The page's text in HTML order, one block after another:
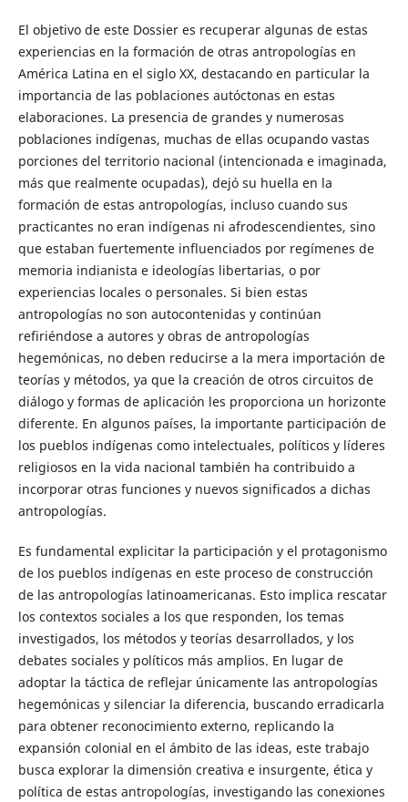
El objetivo de este Dossier es recuperar algunas de estas
experiencias en la formación de otras antropologías en
América Latina en el siglo XX, destacando en particular la
importancia de las poblaciones autóctonas en estas
elaboraciones. La presencia de grandes y numerosas
poblaciones indígenas, muchas de ellas ocupando vastas
porciones del territorio nacional (intencionada e imaginada,
más que realmente ocupadas), dejó su huella en la
formación de estas antropologías, incluso cuando sus
practicantes no eran indígenas ni afrodescendientes, sino
que estaban fuertemente influenciados por regímenes de
memoria indianista e ideologías libertarias, o por
experiencias locales o personales. Si bien estas
antropologías no son autocontenidas y continúan
refiriéndose a autores y obras de antropologías
hegemónicas, no deben reducirse a la mera importación de
teorías y métodos, ya que la creación de otros circuitos de
diálogo y formas de aplicación les proporciona un horizonte
diferente. En algunos países, la importante participación de
los pueblos indígenas como intelectuales, políticos y líderes
religiosos en la vida nacional también ha contribuido a
incorporar otras funciones y nuevos significados a dichas
antropologías.
Es fundamental explicitar la participación y el protagonismo
de los pueblos indígenas en este proceso de construcción
de las antropologías latinoamericanas. Esto implica rescatar
los contextos sociales a los que responden, los temas
investigados, los métodos y teorías desarrollados, y los
debates sociales y políticos más amplios. En lugar de
adoptar la táctica de reflejar únicamente las antropologías
hegemónicas y silenciar la diferencia, buscando erradicarla
para obtener reconocimiento externo, replicando la
expansión colonial en el ámbito de las ideas, este trabajo
busca explorar la dimensión creativa e insurgente, ética y
política de estas antropologías, investigando las conexiones